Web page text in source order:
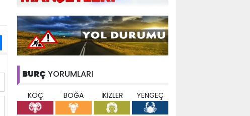
BURÇ YORUMLARI
KOÇ BOĞA İKİZLER YENGEÇ